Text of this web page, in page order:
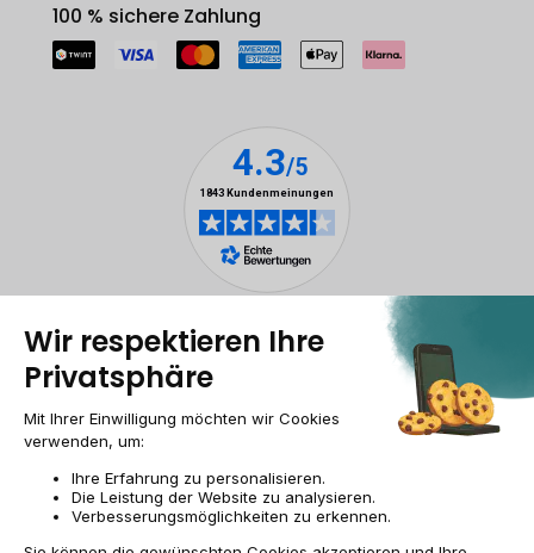
100 % sichere Zahlung
Rechtliche Hinweise
Cookie-Verwaltung
Allgemeine Geschäftsbedingungen
Personenbezogener daten
Webseite der Recommerce Group
CH-DE | CHF